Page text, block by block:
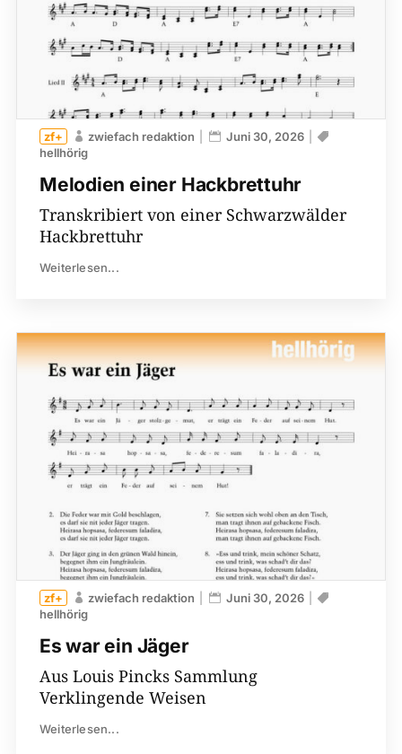
Melodien einer Hackbrettuhr
zwiefach redaktion
Juni 30, 2026
hellhörig
Transkribiert von einer Schwarzwälder
Hackbrettuhr
Weiterlesen...
Es war ein Jäger
zwiefach redaktion
Juni 30, 2026
hellhörig
Aus Louis Pincks Sammlung
Verklingende Weisen
Weiterlesen...